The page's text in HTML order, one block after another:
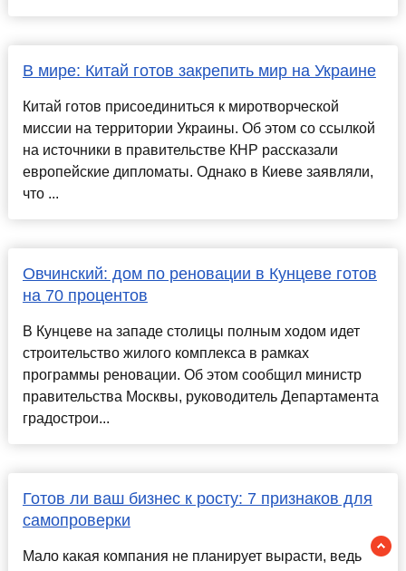
В мире: Китай готов закрепить мир на Украине
Китай готов присоединиться к миротворческой
миссии на территории Украины. Об этом со ссылкой
на источники в правительстве КНР рассказали
европейские дипломаты. Однако в Киеве заявляли,
что ...
Овчинский: дом по реновации в Кунцеве готов
на 70 процентов
В Кунцеве на западе столицы полным ходом идет
строительство жилого комплекса в рамках
программы реновации. Об этом сообщил министр
правительства Москвы, руководитель Департамента
градострои...
Готов ли ваш бизнес к росту: 7 признаков для
самопроверки
Мало какая компания не планирует вырасти, ведь